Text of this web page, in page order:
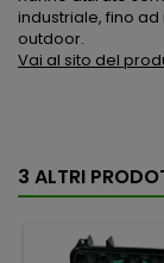
industriale, fino
outdoor.
Vai al sito del
3 ALTRI